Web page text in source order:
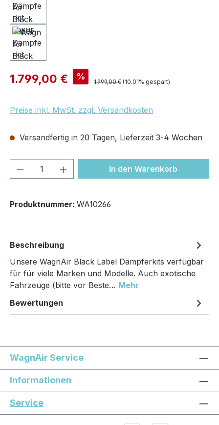
Verkaufspreis:
1.799,00 € % Regulärer Preis:
1.999,00 € (10.01% gespart)
Preise inkl. MwSt. zzgl. Versandkosten
Versandfertig in 20 Tagen, Lieferzeit 3-4 Wochen
Produkt Anzahl: Gib denIn den Warenkorb
Produktnummer: WA10266
Beschreibung
Unsere WagnAir Black Label Dämpferkits verfügbar
für für viele Marken und Modelle. Auch exotische
Fahrzeuge (bitte vor Beste… Mehr
Bewertungen
WagnAir Service
Informationen
Service